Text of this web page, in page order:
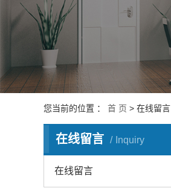
您当前的位置 ： 首 页 > 在线留言
在线留言 Inquiry
I
在线留言